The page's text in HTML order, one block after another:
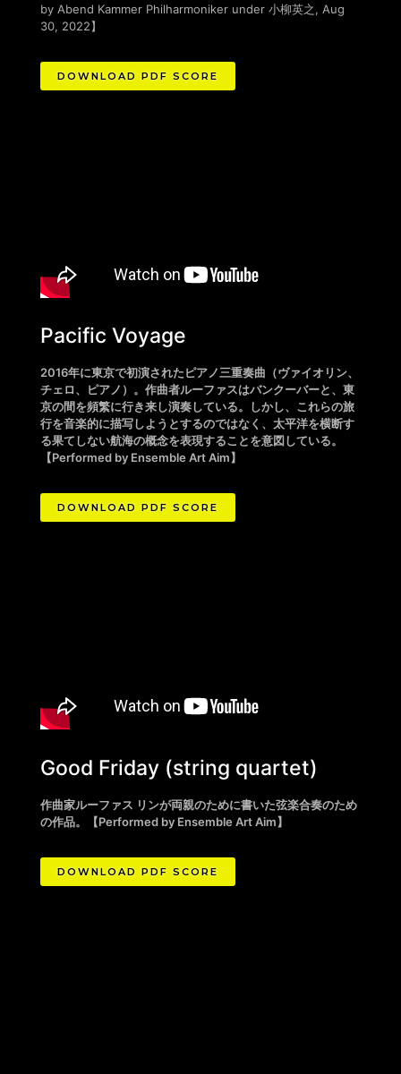
by Abend Kammer Philharmoniker under 小柳英之, Aug
30, 2022】
DOWNLOAD PDF SCORE
Pacific Voyage
2016年に東京で初演されたピアノ三重奏曲（ヴァイオリン、
チェロ、ピアノ）。作曲者ルーファスはバンクーバーと、東
京の間を頻繁に行き来し演奏している。しかし、これらの旅
行を音楽的に描写しようとするのではなく、太平洋を横断す
る果てしない航海の概念を表現することを意図している。
【Performed by Ensemble Art Aim】
DOWNLOAD PDF SCORE
Good Friday (string quartet)
作曲家ルーファス リンが両親のために書いた弦楽合奏のため
の作品。
【Performed by Ensemble Art Aim】
DOWNLOAD PDF SCORE